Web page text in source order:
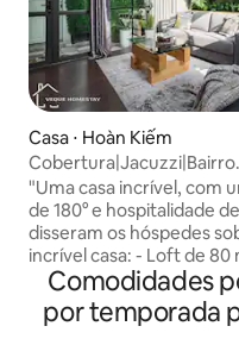
Casa ⋅ Hoàn Kiếm
Cobertura|Jacuzzi|Bairro
antigo|Cozinha|TV Netflix
"Uma casa incrível, com
de 180° e hospitalidade
disseram os hóspedes
incrível casa: - Loft de 80
quadrados (cobertura -
panorâmica) - Banheira de
hidromassagem - Lavadora e secadora
Comodidades
por temporada